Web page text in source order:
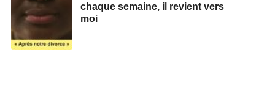
chaque semaine, il revient vers
moi